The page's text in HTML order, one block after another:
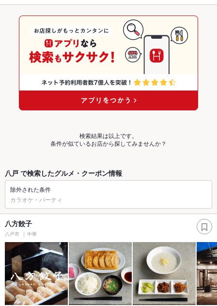
検索結果は以上です。
条件が似ているお店から探してみませんか？
八戸 で検索したグルメ・クーポン情報
除外された条件
カラオケ・パーティ
八方餃子
八戸市 中華